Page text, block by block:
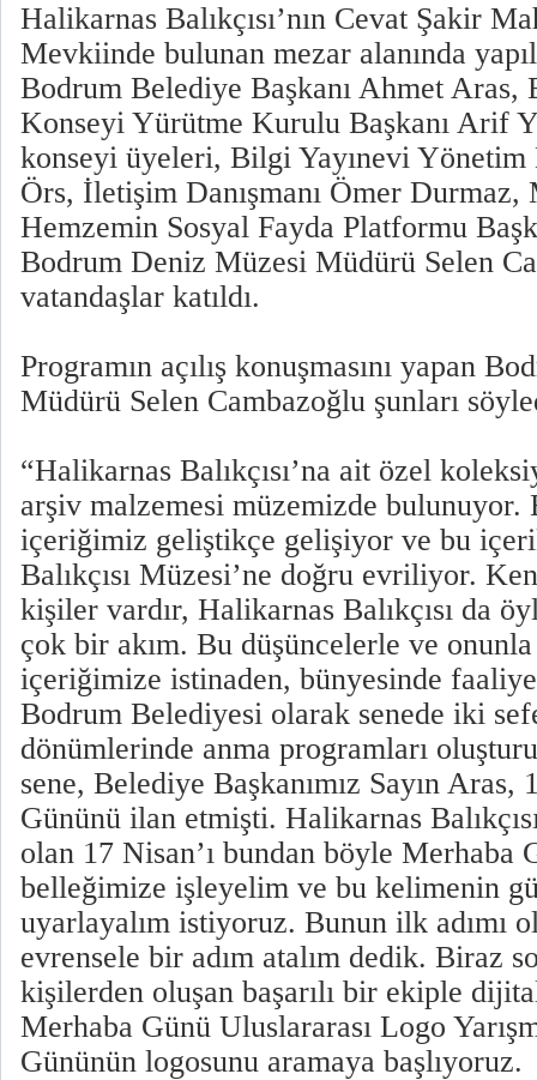
Halikarnas Balıkçısı’nın Cevat Şakir
Mevkiinde bulunan mezar alanında
Bodrum Belediye Başkanı Ahmet Aras,
Konseyi Yürütme Kurulu Başkanı Arif
konseyi üyeleri, Bilgi Yayınevi
Örs, İletişim Danışmanı Ömer
Hemzemin Sosyal Fayda Platformu
Bodrum Deniz Müzesi Müdürü Selen
vatandaşlar katıldı.
Programın açılış konuşmasını yapan
Müdürü Selen Cambazoğlu şunları
“Halikarnas Balıkçısı’na ait özel
arşiv malzemesi müzemizde bulunuyor.
içeriğimiz geliştikçe gelişiyor ve bu
Balıkçısı Müzesi’ne doğru evriliyor.
kişiler vardır, Halikarnas Balıkçısı da
çok bir akım. Bu düşüncelerle ve
içeriğimize istinaden, bünyesinde
Bodrum Belediyesi olarak senede iki
dönümlerinde anma programları
sene, Belediye Başkanımız Sayın Aras,
Gününü ilan etmişti. Halikarnas
olan 17 Nisan’ı bundan böyle Merhaba
belleğimize işleyelim ve bu kelimenin
uyarlayalım istiyoruz. Bunun ilk adımı
evrensele bir adım atalım dedik. Biraz
kişilerden oluşan başarılı bir ekiple
Merhaba Günü Uluslararası Logo
Gününün logosunu aramaya başlıyoruz.